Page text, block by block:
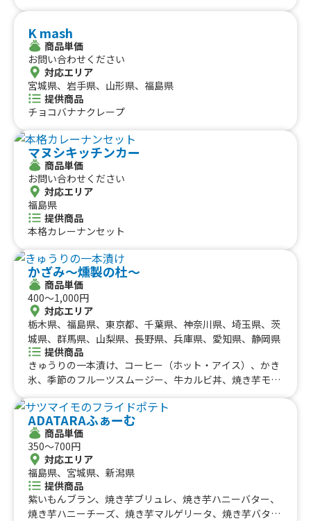
ヨーグルトのフローズンスムージー、みかん氷、王道かき
氷、うまトマ＆特製タルタルのWソースハンバーグベント
ー、熱狂メープルバターチキンサンド、熱狂チキン南蛮ベ
ントー、熱狂チキン＆フリッツ、畑メシ 染み旨 鶏と旬野
菜の一杯、畑メシ 和パオライス、畑メシ 野菜溶け込む旨
トマキーマカレー、ソフトクリーム、むらさきいもチョコ
レクレープ、パリトロ・ロイヤルクレープ、やきいもモン
ブラン塩バタークレープ、燻製大学芋 OIMO UNIVERSIT
Y、BIG!? 焼きいもカレーパン、ひとくち焼きいもブリュ
レ、ひとくち焼きいも、ごろごろタルタルのチョップドチ
キン【R サイズ】、ごろごろタルタルのチョップドチキン
【L サイズ】、チーズステーキサンド＆チップス、山形GA
RIもも氷
K mash
商品単価
お問い合わせください
対応エリア
宮城県、岩手県、山形県、福島県
提供商品
チョコバナナクレープ
マヌシキッチンカー
商品単価
お問い合わせください
対応エリア
福島県
提供商品
本格カレーナンセット
かざみ～燻製の杜～
商品単価
400〜1,000円
対応エリア
栃木県、福島県、東京都、千葉県、神奈川県、埼玉県、茨
城県、群馬県、山梨県、長野県、兵庫県、愛知県、静岡県
提供商品
きゅうりの一本漬け、コーヒー（ホット・アイス）、かき
氷、季節のフルーツスムージー、牛カルビ丼、焼き芋モン
盛りチキン＆ポテトオーロラソース、ケバブサンド、熟成
ベーコン串、スモークスペアリブ、究極のもつ煮込み、肉
巻きごはん、燻製職人ミックス焼き、しらす丼、ベーコン
ソーセージ盛り合わせ、ベーコン焼きそば
ADATARAふぁーむ
商品単価
350〜700円
対応エリア
福島県、宮城県、新潟県
提供商品
紫いもんブラン、焼き芋ブリュレ、焼き芋ハニーバター、
焼き芋ハニーチーズ、焼き芋マルゲリータ、焼き芋バター